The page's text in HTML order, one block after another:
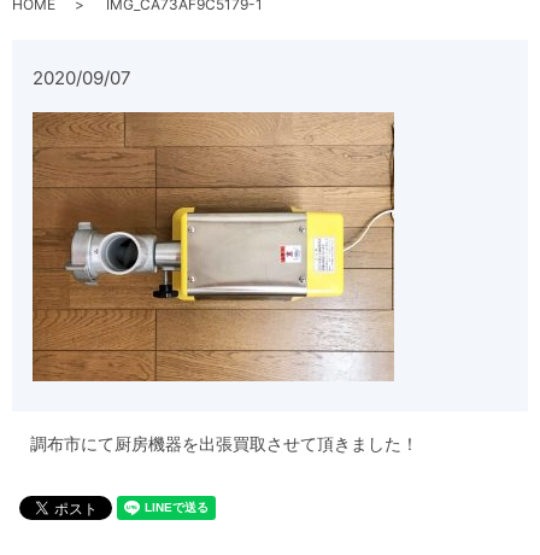
HOME IMG_CA73AF9C5179-1
2020/09/07
調布市にて厨房機器を出張買取させて頂きました！